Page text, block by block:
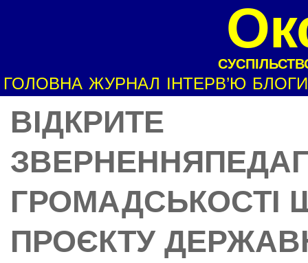
ГОЛОВНА ЖУРНАЛ ІНТЕРВ’Ю БЛОГИ
ВІДКРИТЕ
ГРОМАДСЬКОСТІ
ПРОЄКТУ